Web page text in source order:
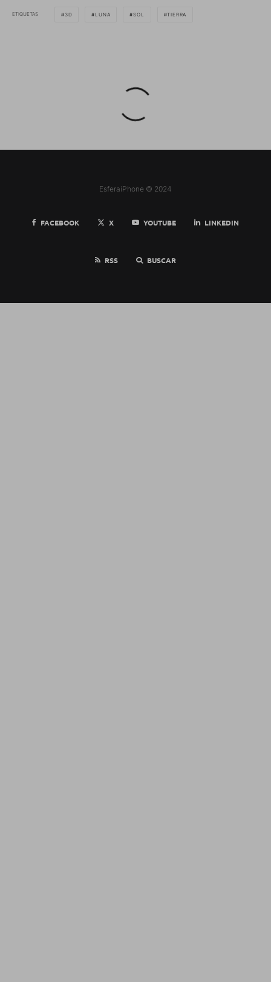
ETIQUETAS 3D LUNA SOL TIERRA
EsferaiPhone © 2024
FACEBOOK X YOUTUBE LINKEDIN
RSS BUSCAR